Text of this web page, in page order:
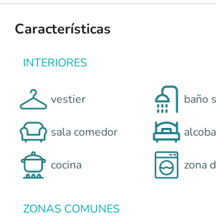
5
4
0
Características
INTERIORES
vestier baño
sala comedor
cocina zona
ZONAS COMUNES